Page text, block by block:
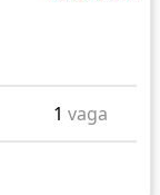
1 vaga